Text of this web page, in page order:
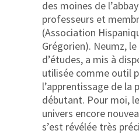
des moines de
professeurs et
(Association
Grégorien). Neumz,
d’études, a mis à
utilisée comme outil
l’apprentissage de la
débutant. Pour moi,
univers encore
s’est révélée très